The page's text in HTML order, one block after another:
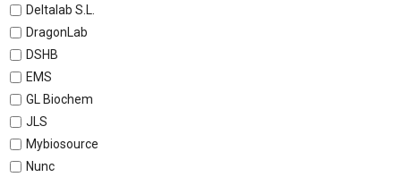
Deltalab S.L.
DragonLab
DSHB
EMS
GL Biochem
JLS
Mybiosource
Nunc